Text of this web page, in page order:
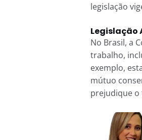
legislação
Legislação
No Brasil, a
trabalho,
exemplo,
mútuo
prejudique